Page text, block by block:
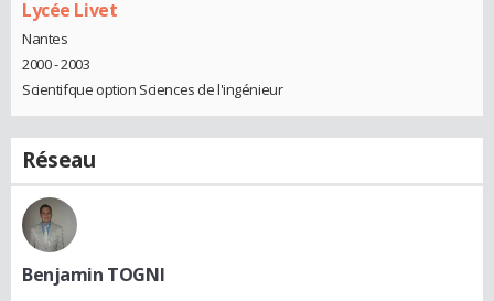
Lycée Livet
Nantes
2000 - 2003
Scientifque option Sciences de l'ingénieur
Réseau
Benjamin TOGNI